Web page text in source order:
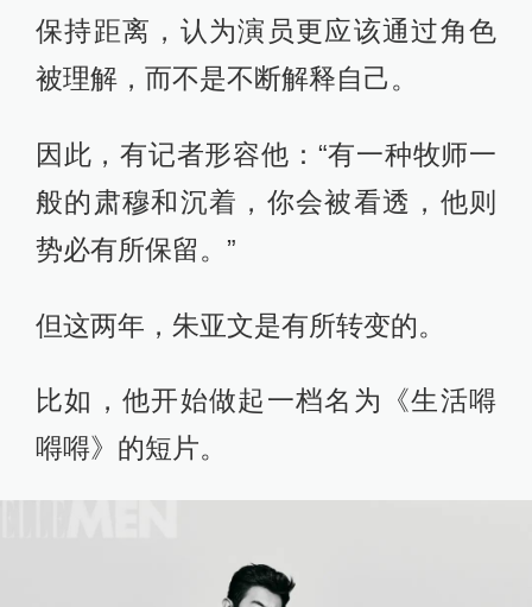
保持距离，认为演员更应该通过角色
被理解，而不是不断解释自己。
因此，有记者形容他：“有一种牧师一
般的肃穆和沉着，你会被看透，他则
势必有所保留。”
但这两年，朱亚文是有所转变的。
比如，他开始做起一档名为《生活嘚
嘚嘚》的短片。